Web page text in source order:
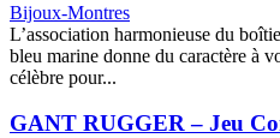
Bijoux-Montres
L’association harmonieuse du
bleu marine donne du caractère à
célèbre pour...
GANT RUGGER – Jeu